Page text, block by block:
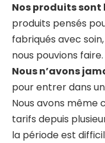
Nos produits sont
produits pensés
fabriqués avec
nous pouvions faire.
Nous n’avons
pour entrer dans
Nous avons même
tarifs depuis
la période est